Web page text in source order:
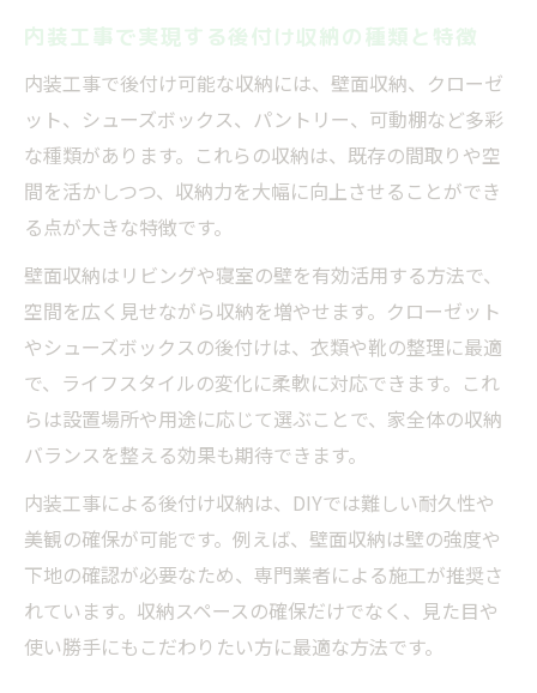
内装工事で実現する後付け収納の種類と特徴
内装工事で後付け可能な収納には、壁面収納、クローゼ
ット、シューズボックス、パントリー、可動棚など多彩
な種類があります。これらの収納は、既存の間取りや空
間を活かしつつ、収納力を大幅に向上させることができ
る点が大きな特徴です。
壁面収納はリビングや寝室の壁を有効活用する方法で、
空間を広く見せながら収納を増やせます。クローゼット
やシューズボックスの後付けは、衣類や靴の整理に最適
で、ライフスタイルの変化に柔軟に対応できます。これ
らは設置場所や用途に応じて選ぶことで、家全体の収納
バランスを整える効果も期待できます。
内装工事による後付け収納は、DIYでは難しい耐久性や
美観の確保が可能です。例えば、壁面収納は壁の強度や
下地の確認が必要なため、専門業者による施工が推奨さ
れています。収納スペースの確保だけでなく、見た目や
使い勝手にもこだわりたい方に最適な方法です。